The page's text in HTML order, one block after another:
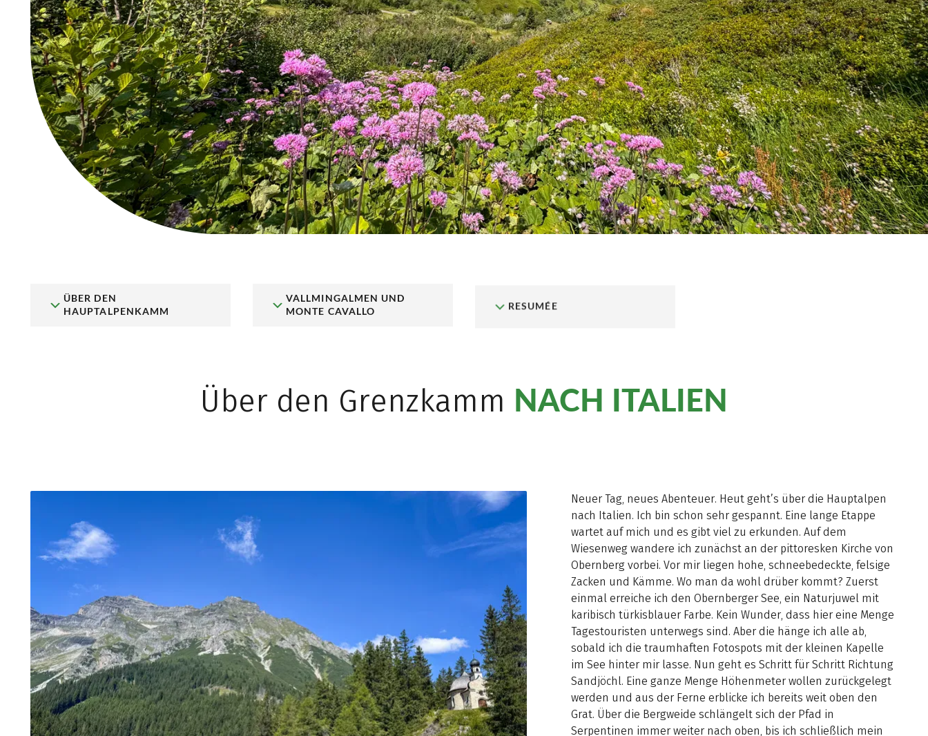
ÜBER DEN
HAUPTALPENKAMM
VALLMINGALMEN UND
MONTE CAVALLO
RESUMÉE
Über den Grenzkamm NACH ITALIEN
Neuer Tag, neues Abenteuer. Heut geht’s über die Hauptalpen
nach Italien. Ich bin schon sehr gespannt. Eine lange Etappe
wartet auf mich und es gibt viel zu erkunden. Auf dem
Wiesenweg wandere ich zunächst an der pittoresken Kirche von
Obernberg vorbei. Vor mir liegen hohe, schneebedeckte, felsige
Zacken und Kämme. Wo man da wohl drüber kommt? Zuerst
einmal erreiche ich den Obernberger See, ein Naturjuwel mit
karibisch türkisblauer Farbe. Kein Wunder, dass hier eine Menge
Tagestouristen unterwegs sind. Aber die hänge ich alle ab,
sobald ich die traumhaften Fotospots mit der kleinen Kapelle
im See hinter mir lasse. Nun geht es Schritt für Schritt Richtung
Sandjöchl. Eine ganze Menge Höhenmeter wollen zurückgelegt
werden und aus der Ferne erblicke ich bereits weit oben den
Grat. Über die Bergweide schlängelt sich der Pfad in
Serpentinen immer weiter nach oben, bis ich schließlich mein